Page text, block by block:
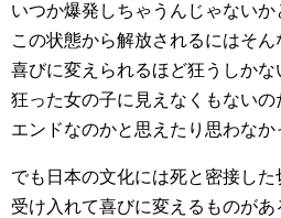
いつか爆発しちゃうんじゃないか
この状態から解放されるにはそ
喜びに変えられるほど狂うしか
狂った女の子に見えなくもない
エンドなのかと思えたり思わなか
でも日本の文化には死と密接し
受け入れて喜びに変えるものが